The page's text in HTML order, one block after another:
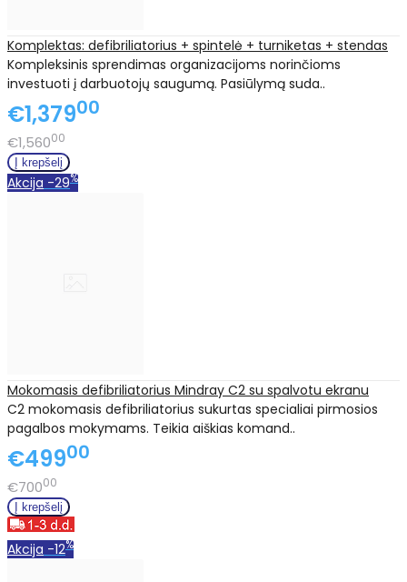
Komplektas: defibriliatorius + spintelė + turniketas + stendas
Kompleksinis sprendimas organizacijoms norinčioms
investuoti į darbuotojų saugumą. Pasiūlymą suda..
€1,37900
€1,56000
Akcija -29%
Mokomasis defibriliatorius Mindray C2 su spalvotu ekranu
C2 mokomasis defibriliatorius sukurtas specialiai pirmosios
pagalbos mokymams. Teikia aiškias komand..
€49900
€70000
Akcija -12%